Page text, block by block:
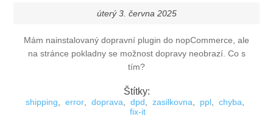
Trifid plugin
úterý 3. června 2025
Mám nainstalovaný dopravní plugin do nopCommerce , ale
na stránce pokladny se možnost dopravy neobrazí. Co s
tím?
Štítky:
shipping error doprava dpd zasilkovna ppl chyba
fix-it